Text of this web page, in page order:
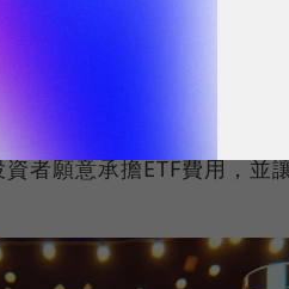
原因在於加密貨幣仍處
過於複雜並令人感到卻步。
決的 複雜問題，來幫助他
者願意承擔ETF費用，並